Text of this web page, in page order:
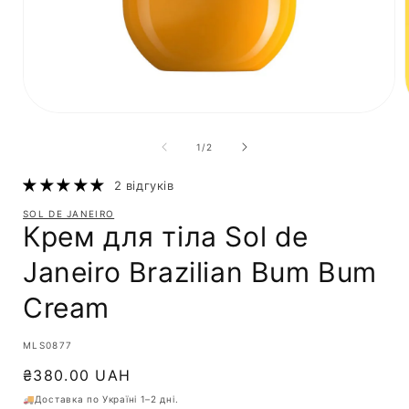
1 /з2
2 відгуків
SOL DE JANEIRO
Крем для тіла Sol de
Janeiro Brazilian Bum Bum
Cream
SKU:
MLS0877
Звичайна
ціна
₴380.00 UAH
🚚Доставка по Україні 1–2 дні.